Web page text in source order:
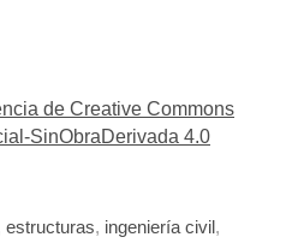
de Creative Commons
SinObraDerivada 4.0
estructuras, ingeniería civil ,